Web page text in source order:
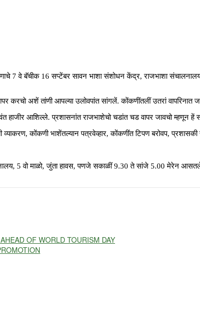
7 वे बॅचीक 16 सप्टेंबर सावन भाशा संशोधन केंद्र, राजभाशा
करचो अशें तांणी आपल्या उलोवपांत सांगलें. कोंकणींतलीं उतरां
हाजीर आशिल्ले. प्रशासनांत राजभाशेचो चडांत चड वापर जावचो म्हणून
व्याकरण, कोंकणी भाशेंतल्यान पत्रवेव्हार, कोंकणींत टिपण बरोवप,
5 वो माळो, जुंता हावस, पणजे सकाळीं 9.30 ते सांजे 5.00 मेरेन
OF WORLD TOURISM DAY